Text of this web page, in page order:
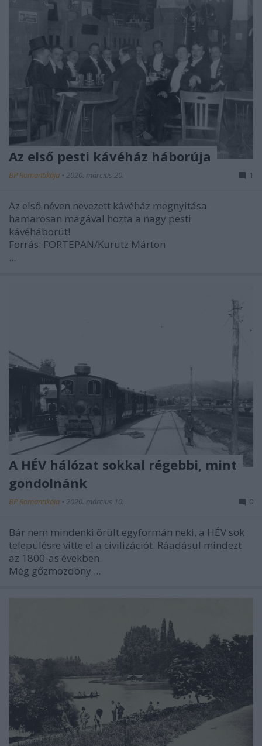
Az első pesti kávéház háborúja
BP Romantikája • 2020. március 20. 1
Az első néven nevezett kávéház megnyitása
hamarosan magával hozta a nagy pesti
kávéháborút!
Forrás: FORTEPAN/Kurutz Márton
...
A HÉV hálózat sokkal régebbi, mint
gondolnánk
BP Romantikája • 2020. március 10. 0
Bár nem mindenki örült egyformán neki, a HÉV sok
településre vitte el a civilizációt. Ráadásul mindezt
az 1800-as években.
Még gőzmozdony ...